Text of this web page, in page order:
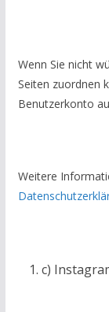
Wenn Sie nicht
Seiten zuordnen
Benutzerkonto
Weitere
c)